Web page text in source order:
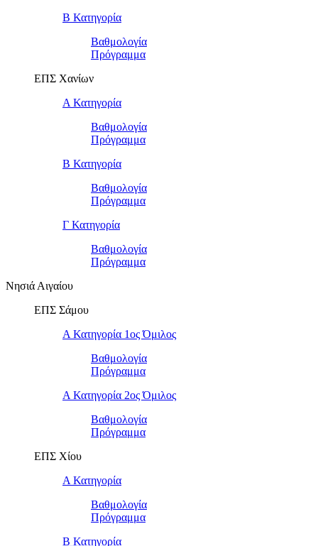
Β Κατηγορία
Βαθμολογία
Πρόγραμμα
ΕΠΣ Χανίων
Α Κατηγορία
Βαθμολογία
Πρόγραμμα
Β Κατηγορία
Βαθμολογία
Πρόγραμμα
Γ Κατηγορία
Βαθμολογία
Πρόγραμμα
Νησιά Αιγαίου
ΕΠΣ Σάμου
Α Κατηγορία 1ος Όμιλος
Βαθμολογία
Πρόγραμμα
Α Κατηγορία 2ος Όμιλος
Βαθμολογία
Πρόγραμμα
ΕΠΣ Χίου
Α Κατηγορία
Βαθμολογία
Πρόγραμμα
Β Κατηγορία